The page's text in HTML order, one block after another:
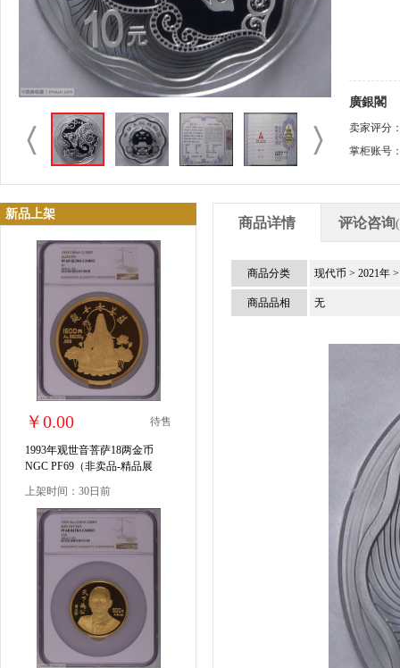
廣銀閣
卖家评分
掌柜账号
新品上架
￥0.00 待售
1993年观世音菩萨18两金币
NGC PF69（非卖品-精品展
上架时间：30日前
商品详情 评论咨询(
商品分类 现代币 > 2021年
商品品相 无